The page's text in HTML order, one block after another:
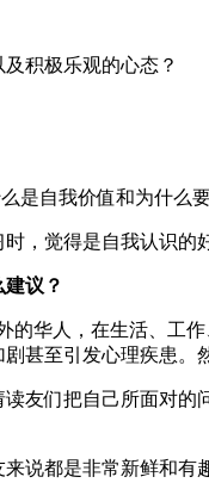
积极乐观的心态？
是自我价值和为什么
，觉得是自我认识
议？
的华人，在生活、工
甚至引发心理疾患
友们把自己所面对
说都是非常新鲜和有